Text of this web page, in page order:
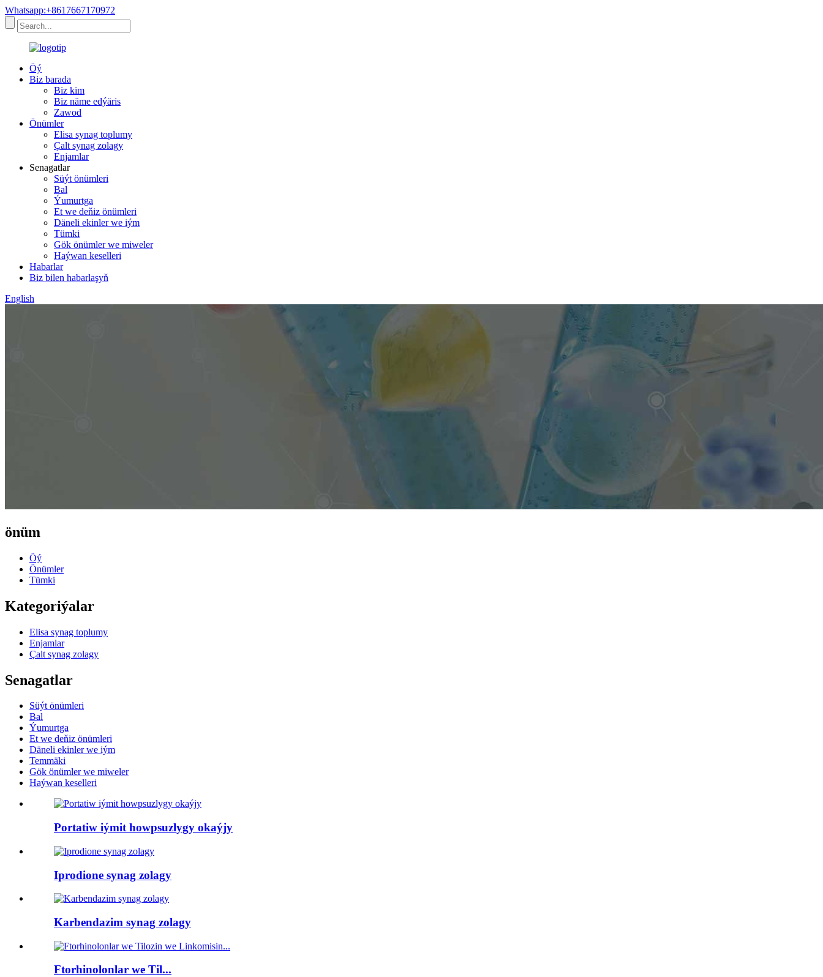
Whatsapp:+8617667170972
Öý
Biz barada
Biz kim
Biz näme edýäris
Zawod
Önümler
Elisa synag toplumy
Çalt synag zolagy
Enjamlar
Senagatlar
Süýt önümleri
Bal
Ýumurtga
Et we deňiz önümleri
Däneli ekinler we iým
Tümki
Gök önümler we miweler
Haýwan keselleri
Habarlar
Biz bilen habarlaşyň
English
önüm
Öý
Önümler
Tümki
Kategoriýalar
Elisa synag toplumy
Enjamlar
Çalt synag zolagy
Senagatlar
Süýt önümleri
Bal
Ýumurtga
Et we deňiz önümleri
Däneli ekinler we iým
Temmäki
Gök önümler we miweler
Haýwan keselleri
Portatiw iýmit howpsuzlygy okaýjy
Iprodione synag zolagy
Karbendazim synag zolagy
Ftorhinolonlar we Til...